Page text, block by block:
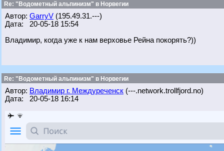
Re: "Водометный альпинизм" в Норвегии
Автор: GarryV (195.49.31.---)
Дата: 20-05-18 15:54
Владимир, когда уже к нам верховье Рейна покорять?))
Re: "Водометный альпинизм" в Норвегии
Автор: Владимир г. Междуреченск (---.network.trollfjord.no)
Дата: 20-05-18 16:14